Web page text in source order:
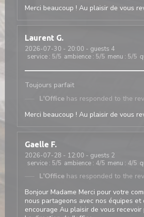
Merci beaucoup ! Au plaisir de vous
Laurent G
2026-07-30 - 20:00 - guests 4
service : 5/5 ambience : 5/5 menu : 5/5
Toujours parfait
L'Office has responded to the
Merci beaucoup ! Au plaisir de vous
Gaelle F
2026-07-28 - 12:00 - guests 2
service : 5/5 ambience : 4/5 menu : 4/5
L'Office has responded to the
Bonjour Madame Merci pour votre
nous partageons avec nos équipes et
encourage Au plaisir de vous